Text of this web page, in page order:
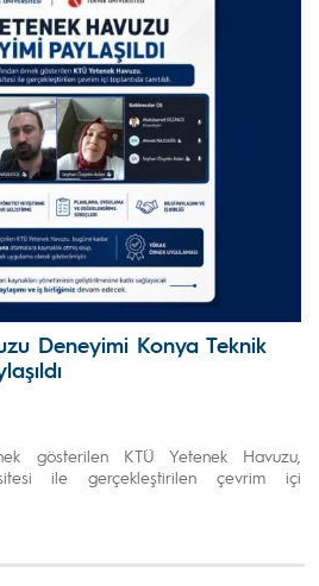
Deneyimi Konya Teknik
gösterilen KTÜ Yetenek Havuzu,
ile gerçekleştirilen çevrim içi